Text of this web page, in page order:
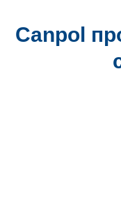
Canpol